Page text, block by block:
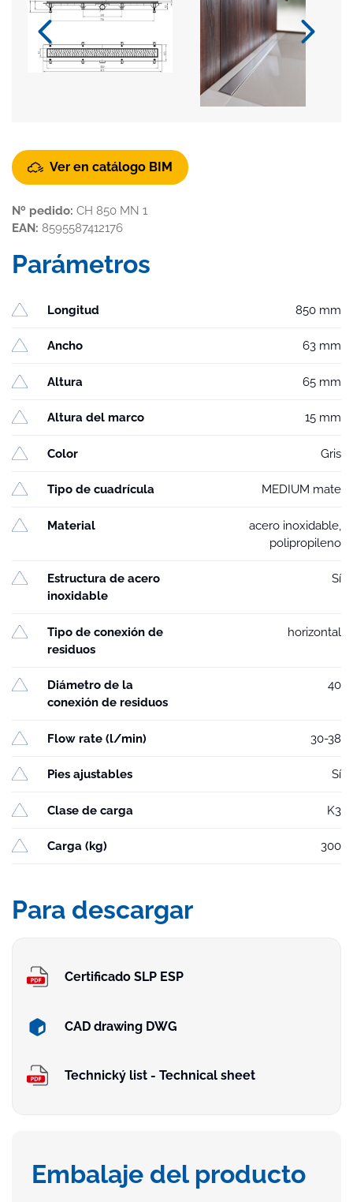
Ver en catálogo BIM
Nº pedido: CH 850 MN 1
EAN: 8595587412176
Parámetros
Longitud 850 mm
Ancho 63 mm
Altura 65 mm
Altura del marco 15 mm
Color Gris
Tipo de cuadrícula MEDIUM mate
Material
acero inoxidable,
polipropileno
Estructura de acero
inoxidable
Sí
Tipo de conexión de
residuos
horizontal
Diámetro de la
conexión de residuos
40
Flow rate (l/min) 30-38
Pies ajustables Sí
Clase de carga K3
Carga (kg) 300
Para descargar
Certificado SLP ESP
CAD drawing DWG
Technický list - Technical sheet
Embalaje del producto